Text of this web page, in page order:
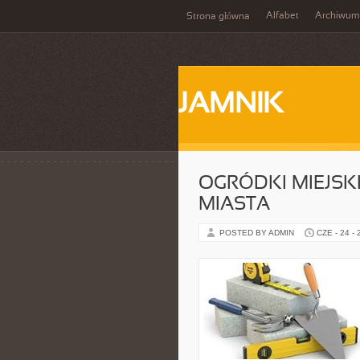
Strona główna Alfabet Archiwum
JAMNIK
OGRÓDKI
MIASTA
POSTED BY ADMIN CZE - 24 -